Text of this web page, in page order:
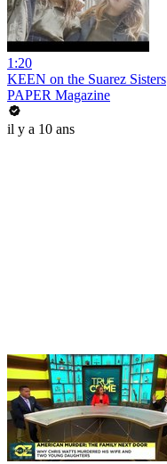
1:20
KEEN on the Suarez Sisters
PAPER Magazine
il y a 10 ans